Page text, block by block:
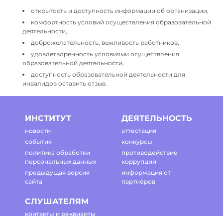
открытость и доступность информации об организации,
комфортность условий осуществления образовательной
деятельности,
доброжелательность, вежливость работников,
удовлетворенность условиями осуществления
образовательной деятельности,
доступность образовательной деятельности для
инвалидов оставить отзыв.
ИНСТИТУТ
новости
события
политика обработки
персональных данных
предыдущая версия
сайта
ДЕЯТЕЛЬНОСТЬ
аттестация
конкурсы
противодействие
коррупции
информация от
партнёров
СЛУШАТЕЛЯМ
контакты и реквизиты